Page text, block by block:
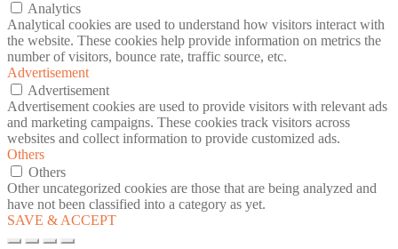
Analytics
Analytical cookies are used to understand how visitors interact with
the website. These cookies help provide information on metrics the
number of visitors, bounce rate, traffic source, etc.
Advertisement
Advertisement
Advertisement cookies are used to provide visitors with relevant ads
and marketing campaigns. These cookies track visitors across
websites and collect information to provide customized ads.
Others
Others
Other uncategorized cookies are those that are being analyzed and
have not been classified into a category as yet.
SAVE & ACCEPT